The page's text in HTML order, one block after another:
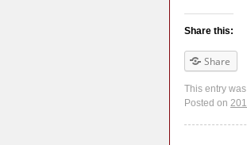
Share this:
Share
This entry
Posted on